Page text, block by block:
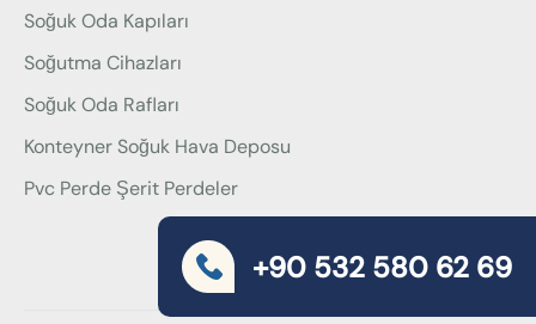
Soğuk Oda Kapıları
Soğutma Cihazları
Soğuk Oda Rafları
Konteyner Soğuk Hava Deposu
Pvc Perde Şerit Perdeler
+90 532 580 62 69